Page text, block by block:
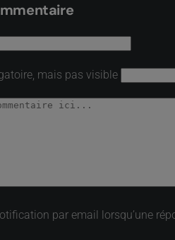
mais pas visible
par email lorsqu’une